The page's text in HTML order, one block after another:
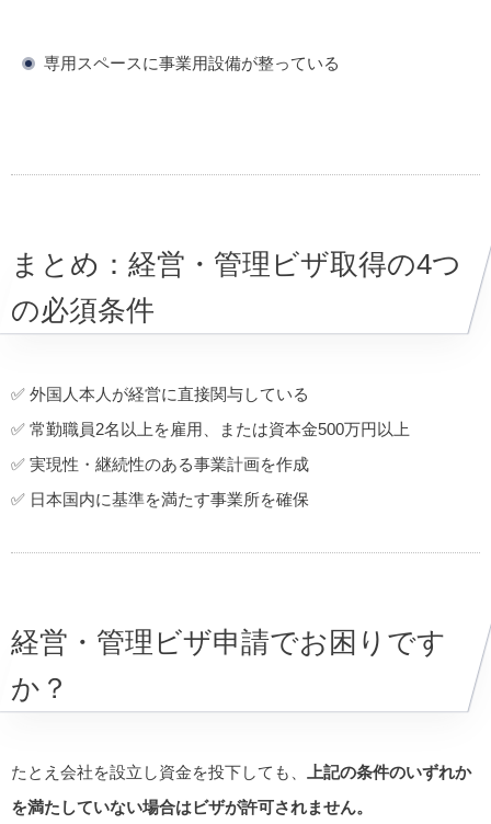
専用スペースに事業用設備が整っている
まとめ：経営・管理ビザ取得の4つ
の必須条件
✅ 外国人本人が経営に直接関与している
✅ 常勤職員2名以上を雇用、または資本金500万円以上
✅ 実現性・継続性のある事業計画を作成
✅ 日本国内に基準を満たす事業所を確保
経営・管理ビザ申請でお困りです
か？
たとえ会社を設立し資金を投下しても、
上記の条件のいずれか
を満たしていない場合はビザが許可されません。